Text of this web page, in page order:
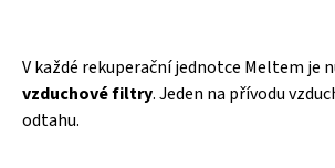
V každé rekuperační jednotce Meltem je
vzduchové filtry. Jeden na přívodu
odtahu.